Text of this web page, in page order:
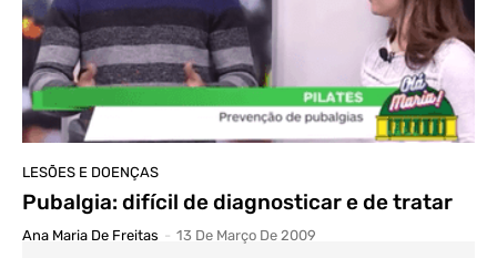
LESÕES E DOENÇAS
Pubalgia: difícil de diagnosticar e de tratar
Ana Maria De Freitas - 13 De Março De 2009